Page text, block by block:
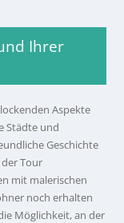
Ihrer
Aspekte
Städte und
Geschichte
Tour
mit malerischen
noch erhalten
Möglichkeit, an der